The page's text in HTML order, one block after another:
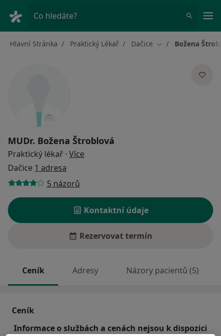
Co hledáte?
Hlavní Stránka Praktický Lékař Dačice Změna města
Božena
MUDr. Božena Štroblová
Praktický lékař · Více
Dačice 1 adresa
5 názorů
Kontaktní údaje
Rezervovat termín
Ceník Adresy Názory pacientů (5)
Ceník
Informace o službách a cenách nejsou k dispozici